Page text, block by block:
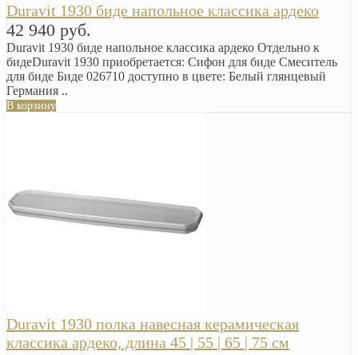
Duravit 1930 биде напольное классика ардеко
42 940 руб.
Duravit 1930 биде напольное классика ардеко Отдельно к
бидеDuravit 1930 приобретается: Сифон для биде Смеситель
для биде Биде 026710 доступно в цвете: Белый глянцевый
Германия ..
В корзину
Duravit 1930 полка навесная керамическая
классика ардеко, длина 45 | 55 | 65 | 75 см